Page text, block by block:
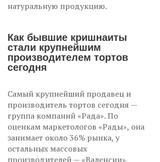
натуральную продукцию.
Как бывшие кришнаиты
стали крупнейшим
производителем тортов
сегодня
Самый крупнейший продавец и
производитель тортов сегодня —
группа компаний «Рада». По
оценкам маркетологов «Рады», она
занимает около 36% рынка, у
остальных массовых
производителей — «Валенсии»,